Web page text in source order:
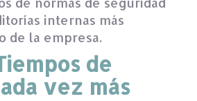
internas más
de la empresa.
de
vez más